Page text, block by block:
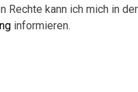
Rechte kann ich mich in der
informieren.